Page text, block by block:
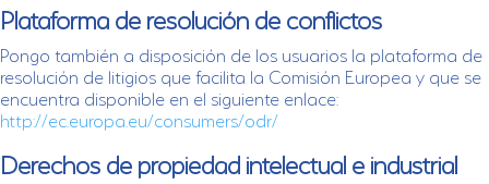
Plataforma de resolución de conflictos
Pongo también a disposición de los usuarios la plataforma de
resolución de litigios que facilita la Comisión Europea y que se
encuentra disponible en el siguiente enlace:
http://ec.europa.eu/consumers/odr/
Derechos de propiedad intelectual e industrial